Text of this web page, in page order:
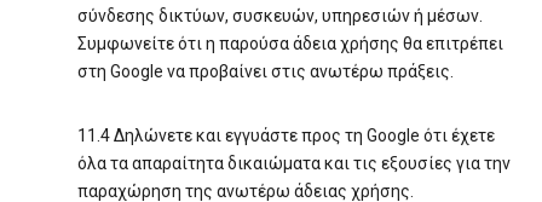
σύνδεσης δικτύων, συσκευών, υπηρεσιών ή μέσων.
Συμφωνείτε ότι η παρούσα άδεια χρήσης θα επιτρέπει
στη Google να προβαίνει στις ανωτέρω πράξεις.
11.4 Δηλώνετε και εγγυάστε προς τη Google ότι έχετε
όλα τα απαραίτητα δικαιώματα και τις εξουσίες για την
παραχώρηση της ανωτέρω άδειας χρήσης.